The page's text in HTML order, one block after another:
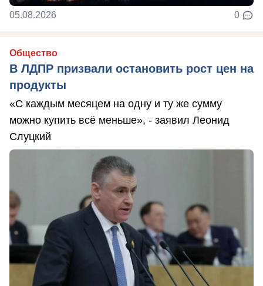
05.08.2026 0
Общество
В ЛДПР призвали остановить рост цен на
продукты
«С каждым месяцем на одну и ту же сумму
можно купить всё меньше», - заявил Леонид
Слуцкий